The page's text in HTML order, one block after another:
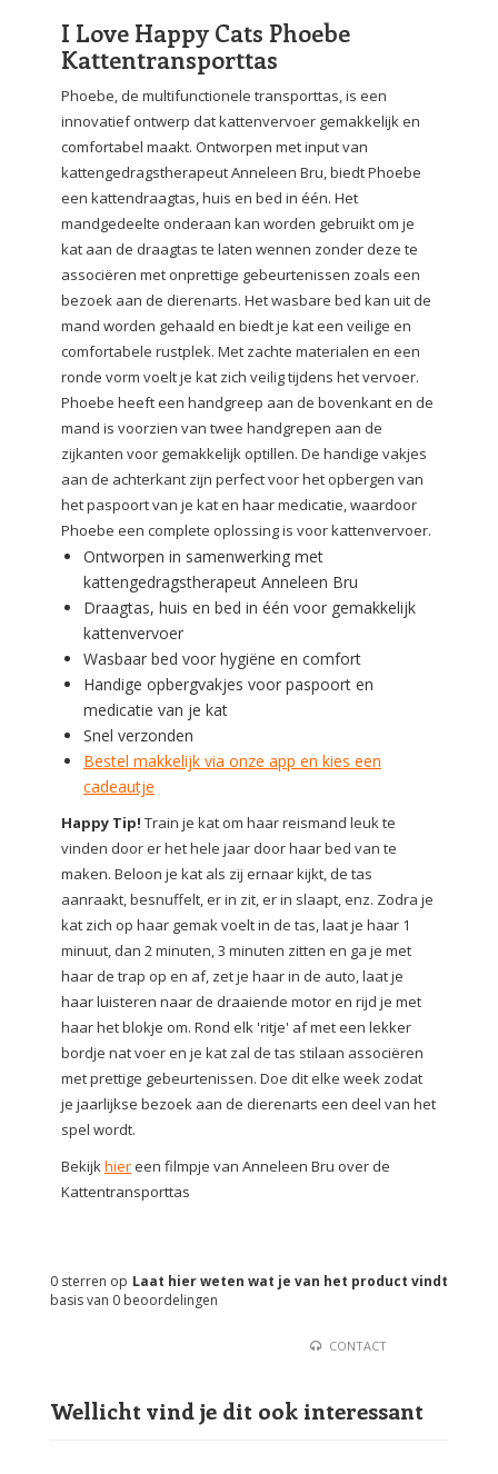
I Love Happy Cats Phoebe
Kattentransporttas
Phoebe, de multifunctionele transporttas, is een
innovatief ontwerp dat kattenvervoer gemakkelijk en
comfortabel maakt. Ontworpen met input van
kattengedragstherapeut Anneleen Bru, biedt Phoebe
een kattendraagtas, huis en bed in één. Het
mandgedeelte onderaan kan worden gebruikt om je
kat aan de draagtas te laten wennen zonder deze te
associëren met onprettige gebeurtenissen zoals een
bezoek aan de dierenarts. Het wasbare bed kan uit de
mand worden gehaald en biedt je kat een veilige en
comfortabele rustplek. Met zachte materialen en een
ronde vorm voelt je kat zich veilig tijdens het vervoer.
Phoebe heeft een handgreep aan de bovenkant en de
mand is voorzien van twee handgrepen aan de
zijkanten voor gemakkelijk optillen. De handige vakjes
aan de achterkant zijn perfect voor het opbergen van
het paspoort van je kat en haar medicatie, waardoor
Phoebe een complete oplossing is voor kattenvervoer.
Ontworpen in samenwerking met
kattengedragstherapeut Anneleen Bru
Draagtas, huis en bed in één voor gemakkelijk
kattenvervoer
Wasbaar bed voor hygiëne en comfort
Handige opbergvakjes voor paspoort en
medicatie van je kat
Snel verzonden
Bestel makkelijk via onze app en kies een
cadeautje
Happy Tip! Train je kat om haar reismand leuk te
vinden door er het hele jaar door haar bed van te
maken. Beloon je kat als zij ernaar kijkt, de tas
aanraakt, besnuffelt, er in zit, er in slaapt, enz. Zodra je
kat zich op haar gemak voelt in de tas, laat je haar 1
minuut, dan 2 minuten, 3 minuten zitten en ga je met
haar de trap op en af, zet je haar in de auto, laat je
haar luisteren naar de draaiende motor en rijd je met
haar het blokje om. Rond elk 'ritje' af met een lekker
bordje nat voer en je kat zal de tas stilaan associëren
met prettige gebeurtenissen. Doe dit elke week zodat
je jaarlijkse bezoek aan de dierenarts een deel van het
spel wordt.
Bekijkhiereen filmpje van Anneleen Bru over de
Kattentransporttas
Laat hier weten wat je van het product vindt
0 sterren op
basis van 0 beoordelingen
CONTACT
Wellicht vind je dit ook interessant